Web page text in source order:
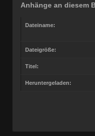
Anhänge an diesem
Dateiname:
Dateigröße:
Titel:
Heruntergeladen: